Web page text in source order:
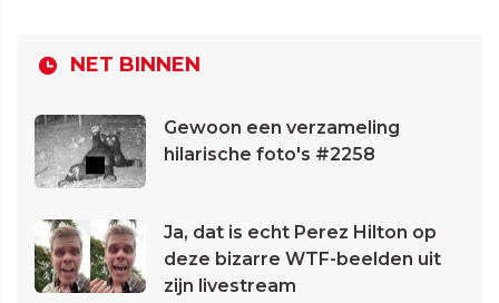
NET BINNEN
Gewoon een verzameling
hilarische foto's #2258
Ja, dat is echt Perez Hilton op
deze bizarre WTF-beelden uit
zijn livestream